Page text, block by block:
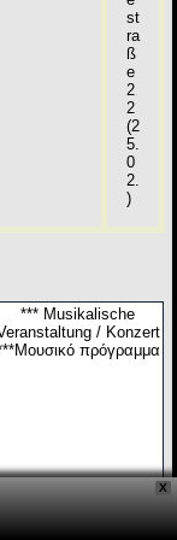
st
ra
ß
e
2
2
(2
5.
0
2.
)
*** Musikalische
/ Konzert
πρόγραμμα
X